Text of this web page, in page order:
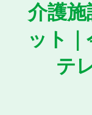
介護施
ット
テ